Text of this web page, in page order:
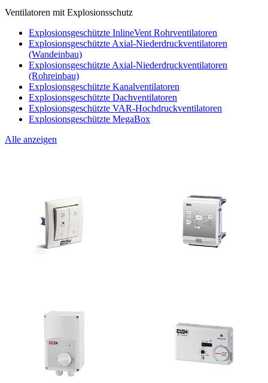
Ventilatoren mit Explosionsschutz
Explosionsgeschützte InlineVent Rohrventilatoren
Explosionsgeschützte Axial-Niederdruckventilatoren
(Wandeinbau)
Explosionsgeschützte Axial-Niederdruckventilatoren
(Rohreinbau)
Explosionsgeschützte Kanalventilatoren
Explosionsgeschützte Dachventilatoren
Explosionsgeschützte VAR-Hochdruckventilatoren
Explosionsgeschützte MegaBox
Alle anzeigen